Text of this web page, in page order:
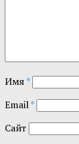
Имя*
Email*
Сайт